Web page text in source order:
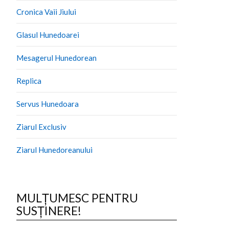
Cronica Vaii Jiului
Glasul Hunedoarei
Mesagerul Hunedorean
Replica
Servus Hunedoara
Ziarul Exclusiv
Ziarul Hunedoreanului
MULȚUMESC PENTRU
SUSȚINERE!